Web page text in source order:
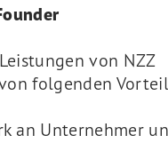
von NZZ
folgenden
an Unternehmer